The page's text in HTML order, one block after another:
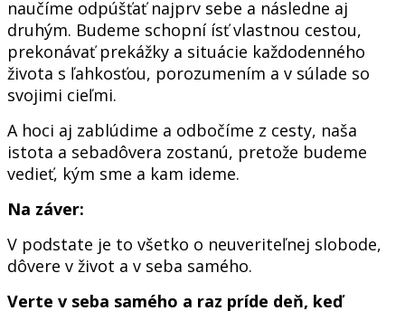
naučíme odpúšťať najprv sebe a následne aj
druhým. Budeme schopní ísť vlastnou cestou,
prekonávať prekážky a situácie každodenného
života s ľahkosťou, porozumením a v súlade so
svojimi cieľmi.
A hoci aj zablúdime a odbočíme z cesty, naša
istota a sebadôvera zostanú, pretože budeme
vedieť, kým sme a kam ideme.
Na záver:
V podstate je to všetko o neuveriteľnej slobode,
dôvere v život a v seba samého.
Verte v seba samého a raz príde deň, keď